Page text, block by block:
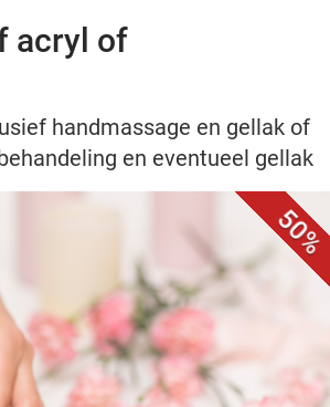
acryl of
handmassage en gellak of
en eventueel gellak
50%